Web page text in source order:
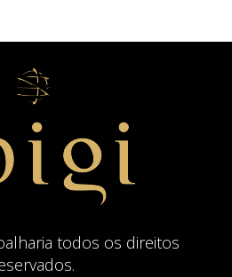
todos os direitos